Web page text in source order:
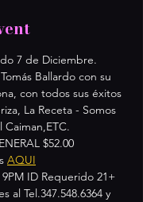
7 de Diciembre.
Ballardo con su
con todos sus éxitos
La Receta - Somos
Caiman,ETC.
$52.00
AQUI
ID Requerido 21+
al Tel.347.548.6364 y